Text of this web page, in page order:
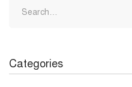
Search
Categories